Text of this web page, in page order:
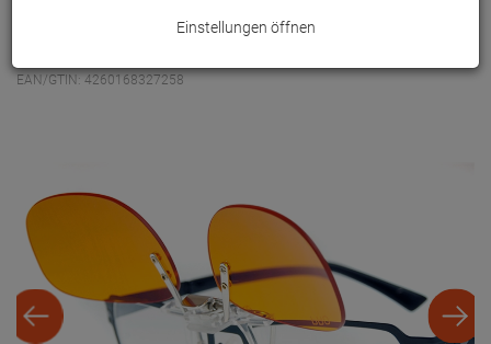
Ideal für Brillenträger, die eine Gleitsicht-
EAN/GTIN: 4260168327258
Einstellungen öffnen